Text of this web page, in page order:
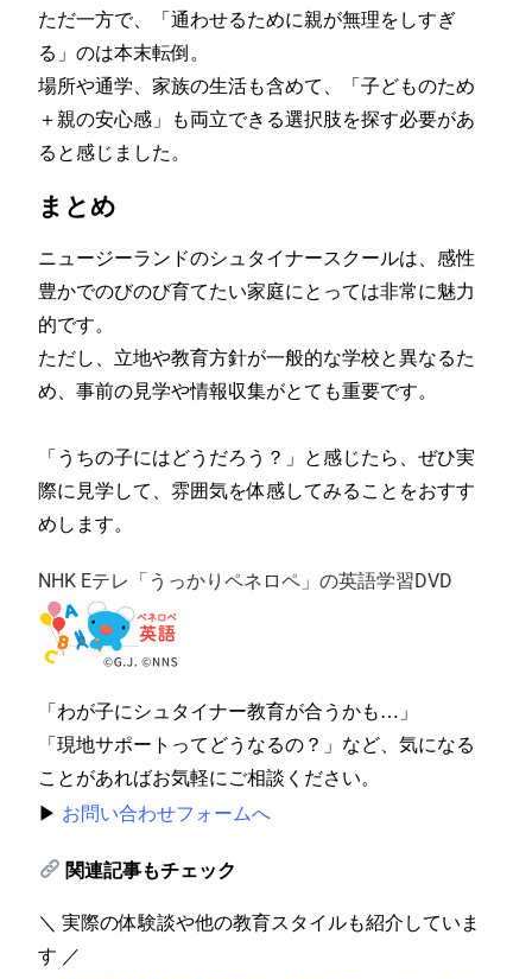
ただ一方で、「通わせるために親が無理をしすぎ
る」のは本末転倒。
場所や通学、家族の生活も含めて、「子どものため
＋親の安心感」
も両立できる選択肢を探す必要があ
ると感じました。
まとめ
ニュージーランドのシュタイナースクールは、感性
豊かでのびのび育てたい家庭にとっては非常に魅力
的です。
ただし、立地や教育方針が一般的な学校と異なるた
め、事前の見学や情報収集がとても重要です。
「うちの子にはどうだろう？」と感じたら、ぜひ実
際に見学して、雰囲気を体感してみることをおすす
めします。
NHK Eテレ「うっかりペネロペ」の英語学習DVD
「わが子にシュタイナー教育が合うかも…」
「現地サポートってどうなるの？」など、気になる
ことがあればお気軽にご相談ください。
▶︎ お問い合わせフォームへ
関連記事もチェック
＼ 実際の体験談や他の教育スタイルも紹介していま
す ／